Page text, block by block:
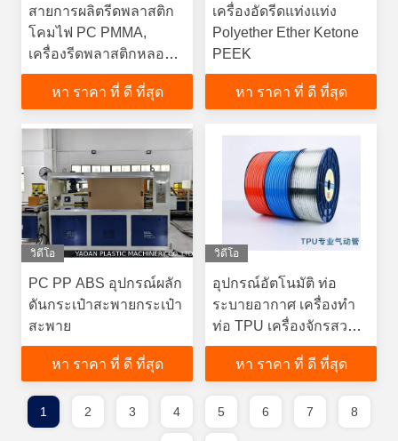
สายการผลิตรีดพลาสติก
โคมไฟ PC PMMA,
เครื่องรีดพลาสติกหลอด
ไฟ LED PC
หา ราคา ที่ ดี ที่สุด
เครื่องอัดรีดแท่งแท่ง
Polyether Ether Ketone
PEEK
หา ราคา ที่ ดี ที่สุด
วิดีโอ
PC PP ABS อุปกรณ์ผลัก
ดันกระเป๋าสะพายกระเป๋า
สะพาย
หา ราคา ที่ ดี ที่สุด
วิดีโอ
อุปกรณ์อัตโนมัติ ท่อ
ระบายอากาศ เครื่องทํา
ท่อ TPU เครื่องจักรสวน
โพลีอุเรธาน
หา ราคา ที่ ดี ที่สุด
1 2 3 4 5 6 7 8